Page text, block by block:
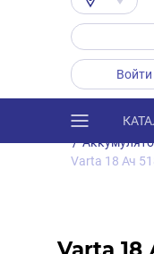
Войти
/
Varta 18 Ач